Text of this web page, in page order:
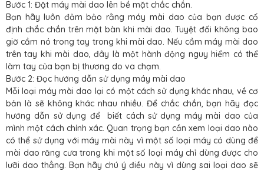
Bước 1: Đặt máy mài dao lên bề mặt chắc chắn.
Bạn hãy luôn đảm bảo rằng máy mài dao của bạn được cố
định chắc chắn trên mặt bàn khi mài dao. Tuyệt đối không bao
giờ cầm nó trong tay trong khi mài dao. Nếu cầm máy mài dao
trên tay khi mài dao, đây là một hành động nguy hiểm có thể
làm tay của bạn bị thương do va chạm.
Bước 2: Đọc hướng dẫn sử dụng máy mài dao
Mỗi loại máy mài dao lại có một cách sử dụng khác nhau, về cơ
bản là sẽ không khác nhau nhiều. Để chắc chắn, bạn hãy đọc
hướng dẫn sử dụng để biết cách sử dụng máy mài dao của
mình một cách chính xác. Quan trọng bạn cần xem loại dao nào
có thể sử dụng với máy mài này vì một số loại máy có dùng để
mài dao răng cưa trong khi một số loại máy chỉ dùng được cho
lưỡi dao thẳng. Bạn hãy chú ý điều này vì dùng sai loại dao sẽ